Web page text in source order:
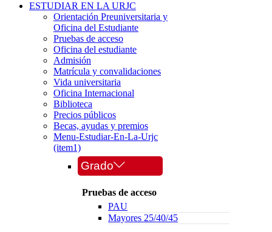
ESTUDIAR EN LA URJC
Orientación Preuniversitaria y
Oficina del Estudiante
Pruebas de acceso
Oficina del estudiante
Admisión
Matrícula y convalidaciones
Vida universitaria
Oficina Internacional
Biblioteca
Precios públicos
Becas, ayudas y premios
Menu-Estudiar-En-La-Urjc
(item1)
Grado
Pruebas de acceso
PAU
Mayores 25/40/45